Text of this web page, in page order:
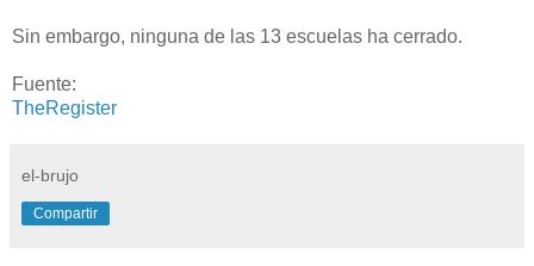
Sin embargo, ninguna de las 13 escuelas ha cerrado.
Fuente:
TheRegister
el-brujo
Compartir